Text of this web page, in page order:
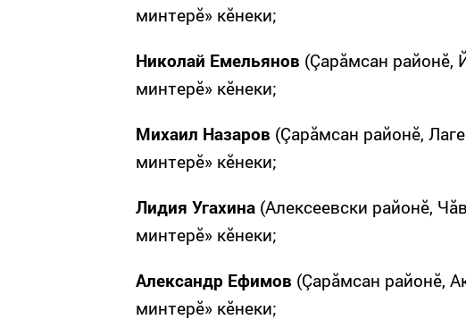
минтерӗ» кӗнеки;
Николай Емельянов (Çарăмсан районӗ,
минтерӗ» кӗнеки;
Михаил Назаров (Çарăмсан районӗ,
минтерӗ» кӗнеки;
Лидия Угахина (Алексеевски районӗ,
минтерӗ» кӗнеки;
Александр Ефимов (Çарăмсан районӗ,
минтерӗ» кӗнеки;